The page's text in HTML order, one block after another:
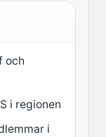
och
i regionen
i